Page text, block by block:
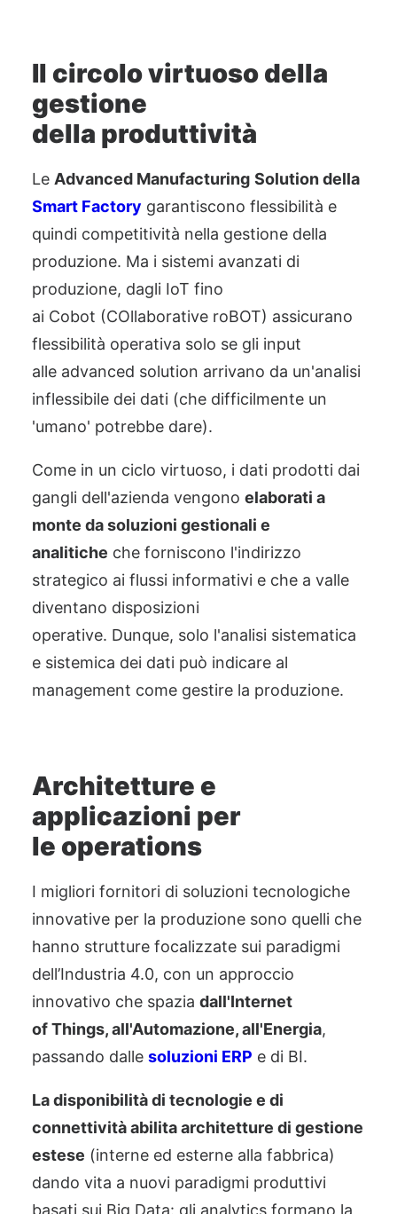
Il circolo virtuoso della
gestione
della produttività
Le Advanced Manufacturing Solution della
Smart Factory garantiscono flessibilità e
quindi competitività nella gestione della
produzione. Ma i sistemi avanzati di
produzione, dagli IoT fino
ai Cobot (COllaborative roBOT) assicurano
flessibilità operativa solo se gli input
alle advanced solution arrivano da un'analisi
inflessibile dei dati (che difficilmente un
'umano' potrebbe dare).
Come in un ciclo virtuoso, i dati prodotti dai
gangli dell'azienda vengono elaborati a
monte da soluzioni gestionali e
analitiche che forniscono l'indirizzo
strategico ai flussi informativi e che a valle
diventano disposizioni
operative. Dunque, solo l'analisi sistematica
e sistemica dei dati può indicare al
management come gestire la produzione.
Architetture e
applicazioni per
le operations
I migliori fornitori di soluzioni tecnologiche
innovative per la produzione sono quelli che
hanno strutture focalizzate sui paradigmi
dell’Industria 4.0, con un approccio
innovativo che spazia dall'Internet
ofThings, all'Automazione, all'Energia,
passando dalle soluzioni ERP e di BI.
La disponibilità di tecnologie e di
connettivitàabilita architetture di gestione
estese (interne ed esterne alla fabbrica)
dando vita a nuovi paradigmi produttivi
basati sui Big Data: gli analytics formano la